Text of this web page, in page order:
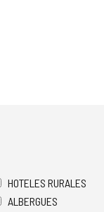
HOTELES RURALES
ALBERGUES